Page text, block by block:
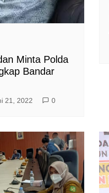
Minta Polda
Bandar
21, 2022 0